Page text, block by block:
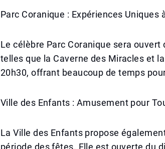
Parc Coranique : Expériences Uniques
Le célèbre Parc Coranique sera
telles que la Caverne des Miracles et
20h30, offrant beaucoup de temps
Ville des Enfants : Amusement pour
La Ville des Enfants propose
période des fêtes. Elle est ouverte du